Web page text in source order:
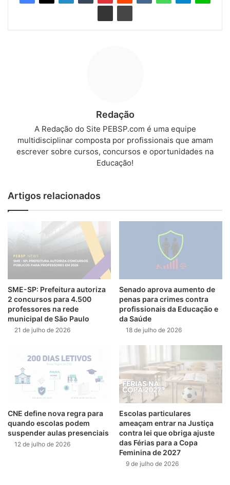
Redação
A Redação do Site PEBSP.com é uma equipe
multidisciplinar composta por profissionais que amam
escrever sobre cursos, concursos e oportunidades na
Educação!
Artigos relacionados
SME-SP: Prefeitura autoriza
2 concursos para 4.500
professores na rede
municipal de São Paulo
21 de julho de 2026
Senado aprova aumento de
penas para crimes contra
profissionais da Educação e
da Saúde
18 de julho de 2026
CNE define nova regra para
quando escolas podem
suspender aulas presenciais
12 de julho de 2026
Escolas particulares
ameaçam entrar na Justiça
contra lei que obriga ajuste
das Férias para a Copa
Feminina de 2027
9 de julho de 2026